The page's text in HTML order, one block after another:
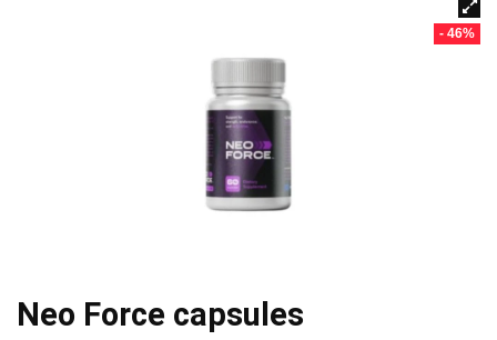
- 46%
Neo Force capsules